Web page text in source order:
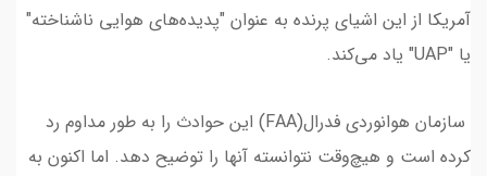
آمریکا از این اشیای پرنده به عنوان "پدیده‌های هوایی ناشناخته"
یا "UAP" یاد می‌کند.
سازمان هوانوردی فدرال(FAA) این حوادث را به طور مداوم رد
کرده است و هیچ‌وقت نتوانسته آنها را توضیح دهد. اما اکنون به